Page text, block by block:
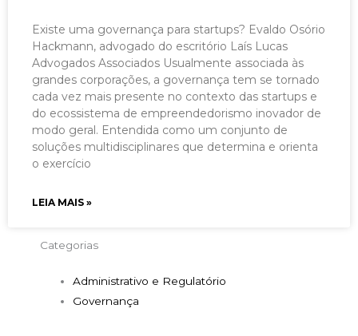
Existe uma governança para startups? Evaldo Osório
Hackmann, advogado do escritório Laís Lucas
Advogados Associados Usualmente associada às
grandes corporações, a governança tem se tornado
cada vez mais presente no contexto das startups e
do ecossistema de empreendedorismo inovador de
modo geral. Entendida como um conjunto de
soluções multidisciplinares que determina e orienta
o exercício
LEIA MAIS »
Categorias
Administrativo e Regulatório
Governança